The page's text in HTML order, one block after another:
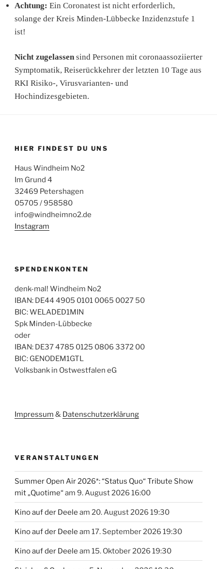
Achtung: Ein Coronatest ist nicht erforderlich,
solange der Kreis Minden-Lübbecke Inzidenzstufe 1
ist!
Nicht zugelassen sind Personen mit coronaassoziierter
Symptomatik, Reiserückkehrer der letzten 10 Tage aus
RKI Risiko-, Virusvarianten- und
Hochindizesgebieten.
HIER FINDEST DU UNS
Haus Windheim No2
Im Grund 4
32469 Petershagen
05705 / 958580
info@windheimno2.de
Instagram
SPENDENKONTEN
denk-mal! Windheim No2
IBAN: DE44 4905 0101 0065 0027 50
BIC: WELADED1MIN
Spk Minden-Lübbecke
oder
IBAN: DE37 4785 0125 0806 3372 00
BIC: GENODEM1GTL
Volksbank in Ostwestfalen eG
Impressum & Datenschutzerklärung
VERANSTALTUNGEN
Summer Open Air 2026*: “Status Quo“ Tribute Show
mit „Quotime“ am 9. August 2026 16:00
Kino auf der Deele am 20. August 2026 19:30
Kino auf der Deele am 17. September 2026 19:30
Kino auf der Deele am 15. Oktober 2026 19:30